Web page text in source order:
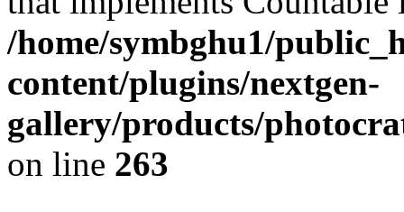
/home/symbghu1/
content/plugins/nextgen-
gallery/products/
on line 263